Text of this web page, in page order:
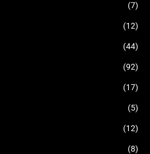
(7)
(12)
(44)
(92)
(17)
(5)
(12)
(8)